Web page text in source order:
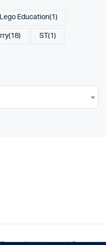
Lego Education(1)
(18) ST(1)